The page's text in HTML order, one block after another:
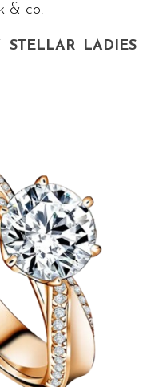
& co.
STELLAR LADIES